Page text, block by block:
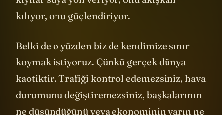
kılıyor, onu güçlendiriyor.
Belki de o yüzden biz de kendimize sınır
koymak istiyoruz. Çünkü gerçek dünya
kaotiktir. Trafiği kontrol edemezsiniz, hava
durumunu değiştiremezsiniz, başkalarının
ne düşündüğünü veya ekonominin yarın ne